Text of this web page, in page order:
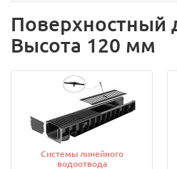
Поверхностный
Высота 120 мм
Системы линейного
водоотвода